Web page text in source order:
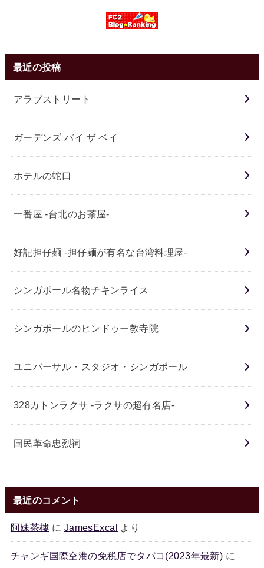
最近の投稿
アラブストリート
ガーデンズ バイ ザ ベイ
ホテルの蛇口
一番屋 -台北のお茶屋-
好記担仔麺 -担仔麺が有名な台湾料理屋-
シンガポール名物チキンライス
シンガポールのヒンドゥー教寺院
ユニバーサル・スタジオ・シンガポール
328カトンラクサ -ラクサの超有名店-
国民革命忠烈祠
最近のコメント
阿妹茶樓 に JamesExcal より
チャンギ国際空港の免税店でタバコ(2023年最新) に